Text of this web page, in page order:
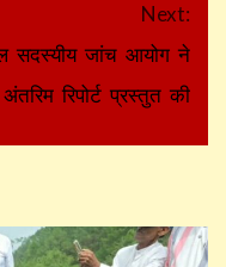
Next:
सदस्यीय जांच आयोग ने
रिपोर्ट प्रस्तुत की